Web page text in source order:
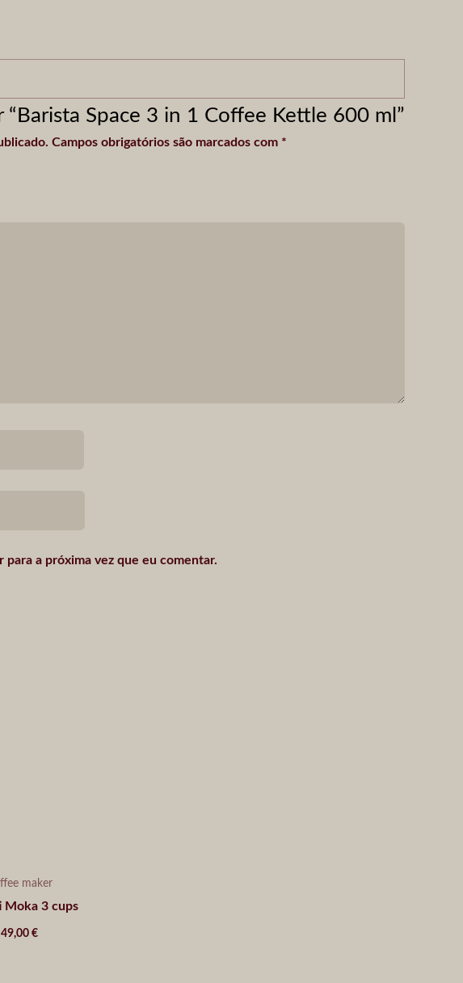
“Barista Space 3 in 1 Coffee Kettle 600 ml”
Campos obrigatórios são marcados com *
para a próxima vez que eu comentar.
maker
Moka 3 cups
49,00€